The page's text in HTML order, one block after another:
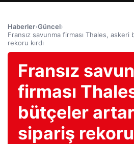
Haberler›Güncel›
Fransız savunma firması Thales,
rekoru kırdı
Fransız
firması
bütçeler
sipariş rekoru